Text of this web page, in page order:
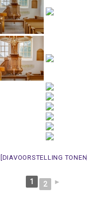
[DIAVOORSTELLING TONEN]
1 2 ►